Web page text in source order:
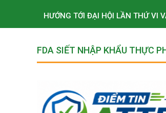
HƯỚNG TỚI ĐẠI HỘI LẦN THỨ
FDA SIẾT NHẬP KHẨU THỰC